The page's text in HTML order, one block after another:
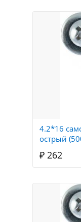
4.2*16
острый
₽ 262